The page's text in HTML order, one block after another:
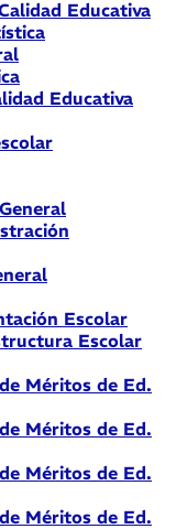
Educativa
Educativa
Escolar
Escolar
Méritos de Ed.
Méritos de Ed.
Méritos de Ed.
Méritos de Ed.